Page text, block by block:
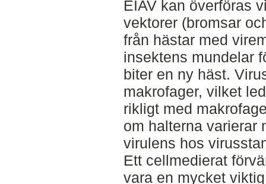
EIAV kan överföras
vektorer (bromsar
från hästar med
insektens mundelar
biter en ny häst.
makrofager, vilket
rikligt med
om halterna varierar
virulens hos
Ett cellmedierat
vara en mycket